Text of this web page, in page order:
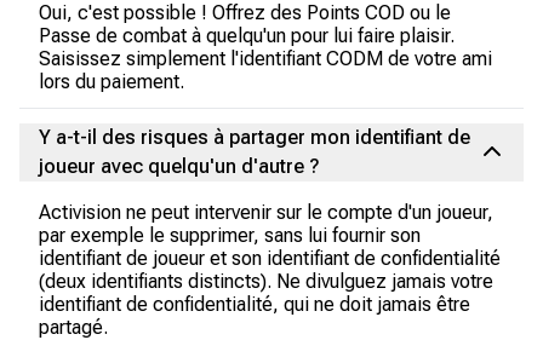
Oui, c'est possible ! Offrez des Points COD ou le
Passe de combat à quelqu'un pour lui faire plaisir.
Saisissez simplement l'identifiant CODM de votre ami
lors du paiement.
Y a-t-il des risques à partager mon identifiant de
joueur avec quelqu'un d'autre ?
Activision ne peut intervenir sur le compte d'un joueur,
par exemple le supprimer, sans lui fournir son
identifiant de joueur et son identifiant de confidentialité
(deux identifiants distincts). Ne divulguez jamais votre
identifiant de confidentialité, qui ne doit jamais être
partagé.